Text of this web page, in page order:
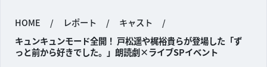
HOME / レポート / キャスト
/
キュンキュンモード全開！ 戸松遥や梶裕貴らが登場した「ず
っと前から好きでした。」朗読劇×ライブSPイベント